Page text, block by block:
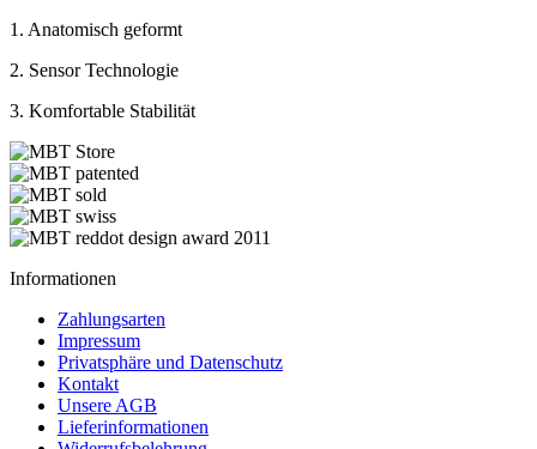
1. Anatomisch geformt
2. Sensor Technologie
3. Komfortable Stabilität
Informationen
Zahlungsarten
Impressum
Privatsphäre und Datenschutz
Kontakt
Unsere AGB
Lieferinformationen